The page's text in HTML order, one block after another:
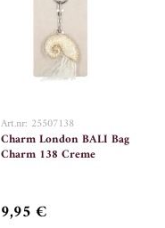
Art.nr: 25507138
Charm London BALI Bag
Charm 138 Creme
9,95 €